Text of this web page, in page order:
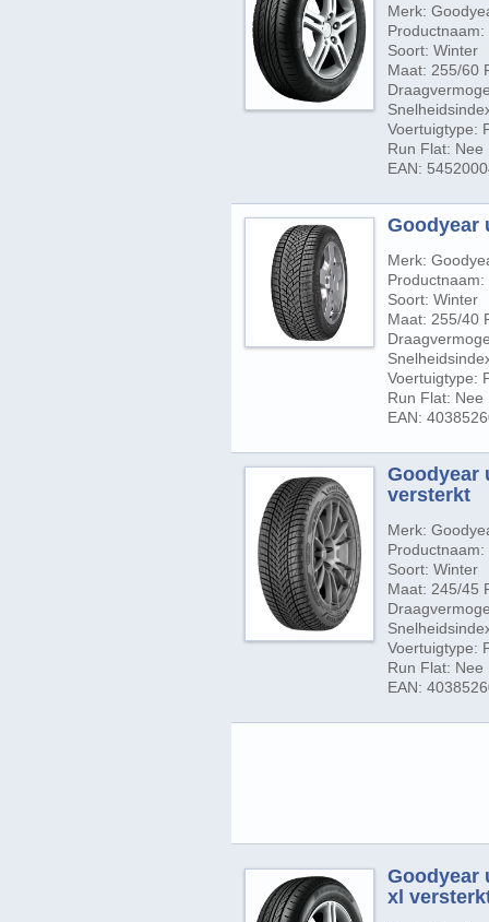
Merk:
Soort: Winter
Maat: 255/60
Voertuigtype:
Run Flat: Nee
EAN:
Goodyear
Merk:
Soort: Winter
Maat: 255/40
Voertuigtype:
Run Flat: Nee
EAN:
Goodyear
versterkt
Merk:
Soort: Winter
Maat: 245/45
Voertuigtype:
Run Flat: Nee
EAN:
Goodyear
xl